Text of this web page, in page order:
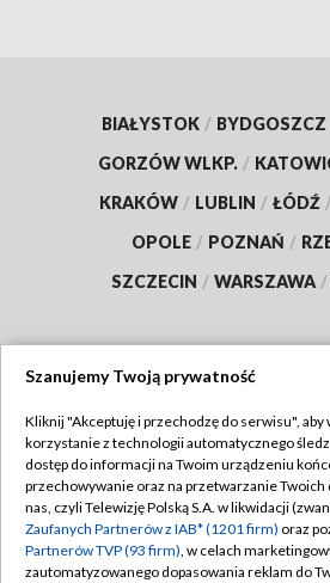
BIAŁYSTOK / BYDGOSZCZ
GORZÓW WLKP. /
KRAKÓW / LUBLIN / ŁÓDŹ
OPOLE / POZNAŃ /
SZCZECIN / WARSZAWA /
TVP
Abonament TVP
Emisja w TVP
Centrum informacji TVP
Regulamin
Polityka
Moje zgody
Szanujemy Twoją prywatność
Kliknij "Akceptuję i przechodzę do serwisu", aby
korzystanie z technologii automatycznego
dostęp do informacji na Twoim urządzeniu
przechowywanie oraz na przetwarzanie Twoich
nas, czyli Telewizję Polską S.A. w likwidacji
Zaufanych Partnerów z IAB* (1201 firm) oraz
Partnerów TVP (93 firm), w celach
zautomatyzowanego dopasowania reklam do